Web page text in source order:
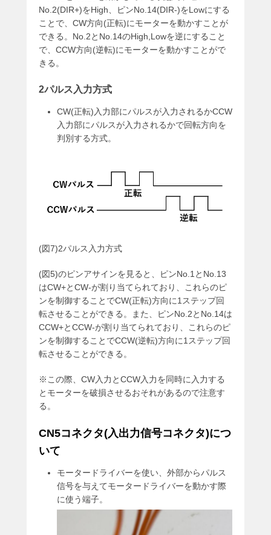
No.2(DIR+)をHigh、ピンNo.14(DIR-)をLowにする
ことで、CW方向(正転)にモーターを動かすことが
できる。No.2とNo.14のHigh,Lowを逆にすること
で、CCW方向(逆転)にモーターを動かすことがで
きる。
2パルス入力方式
CW(正転)入力部にパルスが入力されるかCCW
入力部にパルスが入力されるかで回転方向を
判別する方式。
(図7)2パルス入力方式
(図5)のピンアサインを見ると、ピンNo.1とNo.13
はCW+とCW-が割り当てられており、これらのピ
ンを制御することでCW(正転)方向に1ステップ回
転させることができる。また、ピンNo.2とNo.14は
CCW+とCCW-が割り当てられており、これらのピ
ンを制御することでCCW(逆転)方向に1ステップ回
転させることができる。
※この際、CW入力とCCW入力を同時に入力する
とモーターを破損させるおそれがあるので注意す
る。
CN5コネクタ(入出力信号コネクタ)につ
いて
モータードライバーを使い、外部からパルス
信号を与えてモータードライバーを動かす際
に使う端子。